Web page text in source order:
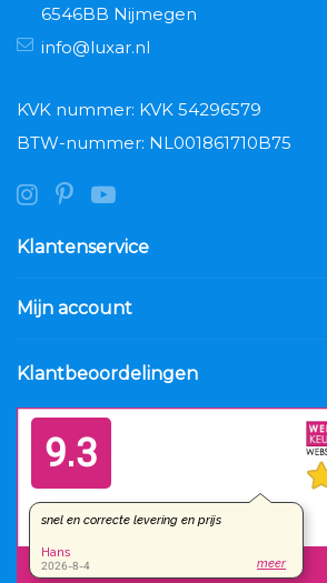
6546BB Nijmegen
info@luxar.nl
KVK nummer: KVK 54296579
BTW-nummer: NL001861710B75
Klantenservice
Mijn account
Klantbeoordelingen